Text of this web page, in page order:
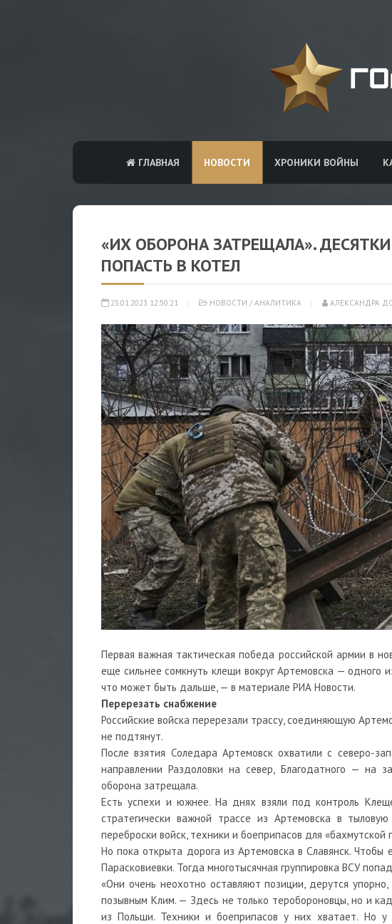
ГЛАВНАЯ НОВОСТИ ХРОНИКИ ВОЙНЫ
«ИХ ОБОРОНА ЗАТРЕЩАЛА».
ПОПАСТЬ В КОТЕЛ
25.01.2023 12:50:21 НОВОСТИ / АНАЛИТИКА АЛЕКСАНДРА
Первая важная тактическая победа российской армии в
еще сильнее сомкнуть клещи вокруг Артемовска —
что может быть дальше, — в материале РИА Новости.
Перерезать снабжение
Российские войска перерезали трассу, соединяющую
не подтянут.
После взятия Соледара Артемовск охватили с северо-
направлении Раздоловки на север, Благодатного — на
оборона затрещала.
Есть успехи и южнее. На днях взяли под контроль
стратегически важной трассе из Артемовска в
переброски войск, техники и боеприпасов для «бахмутской
Но пока открыта дорога из Артемовска в Славянск.
Парасковиевки. Тогда многотысячная группировка ВСУ
«Они очень неохотно оставляют позиции, дерутся
позывным Клим. — Здесь не только теробороновцы, но и
из Польши. Техники и боеприпасов у них хватает. Но у